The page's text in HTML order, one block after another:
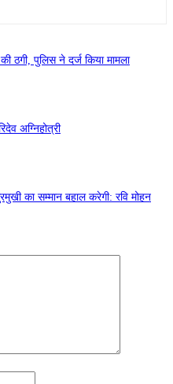
पुलिस ने दर्ज किया मामला
अग्निहोत्री
का सम्मान बहाल करेगी: रवि मोहन